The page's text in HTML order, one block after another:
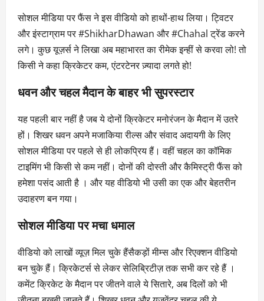
सोशल मीडिया पर फैंस ने इस वीडियो को हाथों-हाथ लिया। ट्विटर
और इंस्टाग्राम पर #ShikharDhawan और #Chahal ट्रेंड करने
लगे। कुछ यूज़र्स ने लिखा अब महाभारत का रीमेक इन्हीं से करवा लो! तो
किसी ने कहा क्रिकेटर कम, एंटरटेनर ज़्यादा लगते हो!
धवन और चहल मैदान के बाहर भी सुपरस्टार
यह पहली बार नहीं है जब ये दोनों क्रिकेटर मनोरंजन के मैदान में उतरे
हों। शिखर धवन अपने मजाकिया रील्स और संवाद अदायगी के लिए
सोशल मीडिया पर पहले से ही लोकप्रिय हैं। वहीं चहल का कॉमिक
टाइमिंग भी किसी से कम नहीं। दोनों की दोस्ती और कैमिस्ट्री फैंस को
हमेशा पसंद आती है । और यह वीडियो भी उसी का एक और बेहतरीन
उदाहरण बन गया।
सोशल मीडिया पर मचा धमाल
वीडियो को लाखों व्यूज़ मिल चुके हैंसैकड़ों मीम्स और रिएक्शन वीडियो
बन चुके हैं। क्रिकेटर्स से लेकर सेलिब्रिटीज़ तक सभी कर रहे हैं ।
कमेंट क्रिकेट के मैदान पर जीतने वाले ये सितारे, अब दिलों को भी